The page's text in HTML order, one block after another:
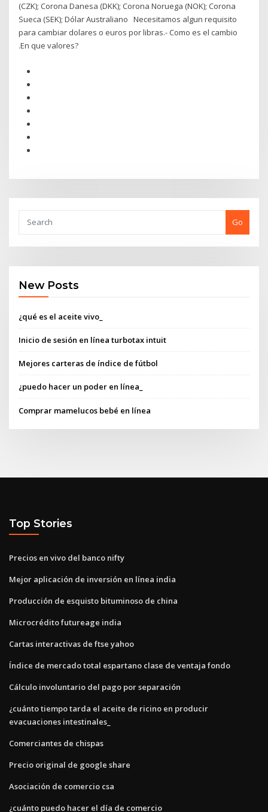
(CZK); Corona Danesa (DKK); Corona Noruega (NOK); Corona
Sueca (SEK); Dólar Australiano Necesitamos algun requisito
para cambiar dolares o euros por libras.- Como es el cambio
.En que valores?
Go
New Posts
¿qué es el aceite vivo_
Inicio de sesión en línea turbotax intuit
Mejores carteras de índice de fútbol
¿puedo hacer un poder en línea_
Comprar mamelucos bebé en línea
Top Stories
Precios en vivo del banco nifty
Mejor aplicación de inversión en línea india
Producción de esquisto bituminoso de china
Microcrédito futureage india
Cartas interactivas de ftse yahoo
Índice de mercado total espartano clase de ventaja fondo
Cálculo involuntario del pago por separación
¿cuánto tiempo tarda el aceite de ricino en producir
evacuaciones intestinales_
Comerciantes de chispas
Precio original de google share
Asociación de comercio csa
¿cuánto puedo hacer el día de comercio